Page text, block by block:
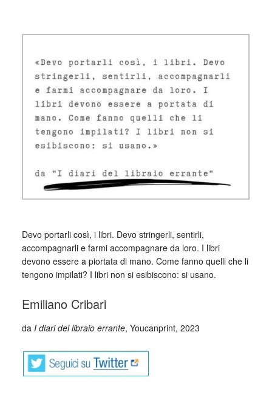
Devo portarli così, i libri. Devo stringerli, sentirli,
accompagnarli e farmi accompagnare da loro. I libri
devono essere a piortata di mano. Come fanno quelli che li
tengono impilati? I libri non si esibiscono: si usano.
Emiliano Cribari
da I diari del libraio errante, Youcanprint, 2023